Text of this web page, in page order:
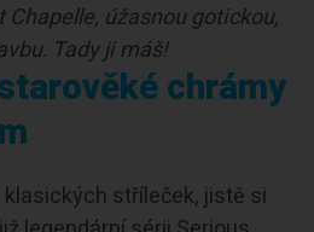
úžasnou gotickou,
Tady ji máš!
chrámy
stříleček, jistě si